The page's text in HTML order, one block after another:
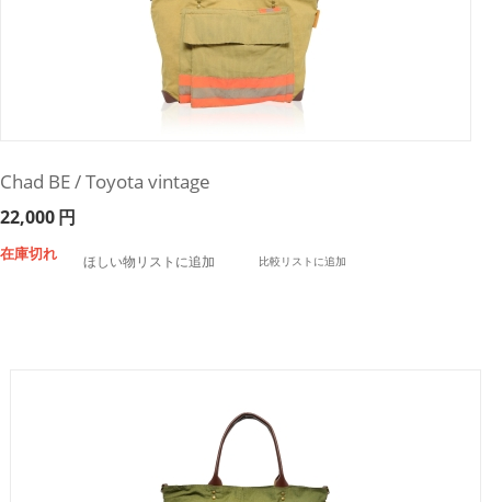
Chad BE / Toyota vintage
22,000円
在庫切れ ほしい物リストに追加 比較リストに追加